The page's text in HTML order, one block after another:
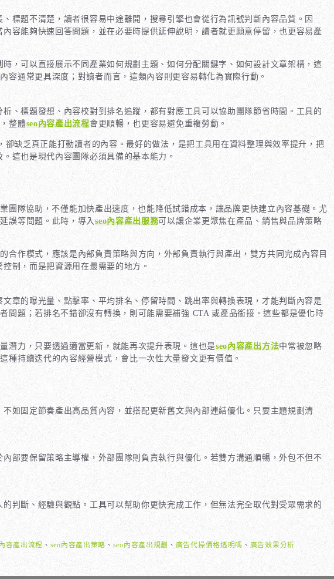
標題不清楚，讀者很容易中途離開，搜尋引擎也會從行為訊號判斷內容品質。因
容能夠快速回答問題，並在必要時提供延伸說明，讀者就更願意停留，也更容易產
時，可以直接展示不同產業如何規劃主題、如何分配關鍵字、如何設計文章架構，這
通常更具深度；對讀者而言，這類內容則更容易轉化為實際行動。
、標題發想、內容校對到排名追蹤，都有對應工具可以協助團隊節省時間。工具的
整體seo內容產出流程會更順暢，也更容易避免重複勞動。
缺乏真正能打動讀者的內容。最好的做法，是把工具用在資料整理與效率提升，把
這也是現代內容團隊必須具備的基本能力。
團隊協助，不僅能加快產出速度，也能降低試錯成本，讓品牌更快建立內容基礎。尤
誤等問題。此時，導入seo內容產出服務可以讓企業更聚焦在產品、銷售與品牌策略
作模式，應該是內部負責策略與方向，外部負責執行與產出，雙方共同完成內容目
制，而是把資源用在最需要的地方。
章的曝光量、點擊率、平均排名、停留時間、跳出率與轉換表現，才能判斷內容是
題；若排名不錯卻沒有轉換，則可能需要補強 CTA 或產品銜接。這些都是優化時
潛力，只要透過適當更新，就能再次提升表現。這也是seo內容產出方法中常被忽略
持續迭代的內容經營模式，會比一次性大量發文更有價值。
如固定節奏產出高品質內容，並搭配更新舊文與內部連結優化。只要主題規劃清
部要保留策略主導權，外部團隊則負責執行與優化。若雙方溝通順暢，外包不但不
判斷、經驗與觀點。工具可以幫助你更快完成工作，但無法完全取代對受眾需求的
容產出流程 、 seo內容產出策略 、 seo內容產出規劃 、 廣告代操價格透明嗎 、 廣告效果分析